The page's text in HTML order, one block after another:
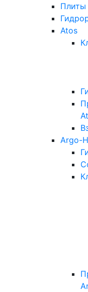
Плиты
Atos
Argo-